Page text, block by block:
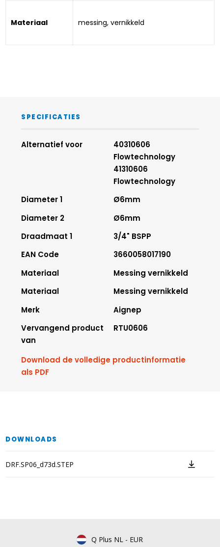
Materiaal messing, vernikkeld
SPECIFICATIES
Alternatief voor
40310606
Flowtechnology
41310606
Flowtechnology
Diameter 1
Ø6mm
Diameter 2
Ø6mm
Draadmaat 1
3/4" BSPP
EAN Code
3660058017190
Materiaal
Messing vernikkeld
Materiaal
Messing vernikkeld
Merk
Aignep
Vervangend product
van
RTU0606
Download de volledige productinformatie
als PDF
DOWNLOADS
DRF.SP06_d73d.STEP
Q Plus NL - EUR